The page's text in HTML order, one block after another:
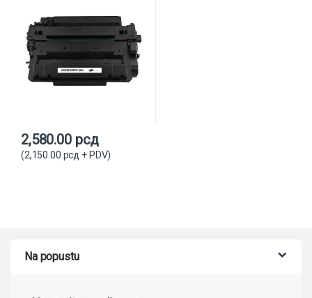
2,580.00 рсд
(2,150.00 рсд + PDV)
Na popustu